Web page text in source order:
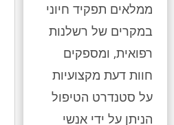
ממלאים תפקיד חיוני
במקרים של רשלנות
רפואית, ומספקים
חוות דעת מקצועיות
על סטנדרט הטיפול
הניתן על ידי אנשי